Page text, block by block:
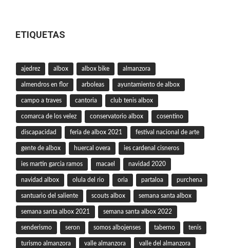
ETIQUETAS
ajedrez albox albox bike almanzora
almendros en flor arboleas ayuntamiento de albox
campo a traves cantoria club tenis albox
comarca de los velez conservatorio albox cosentino
discapacidad feria de albox 2021 festival nacional de arte
gente de albox huercal overa ies cardenal cisneros
ies martin garcia ramos macael navidad 2020
navidad albox olula del rio oria partaloa purchena
santuario del saliente scouts albox semana santa albox
semana santa albox 2021 semana santa albox 2022
senderismo seron somos albojenses taberno tenis
turismo almanzora valle almanzora valle del almanzora